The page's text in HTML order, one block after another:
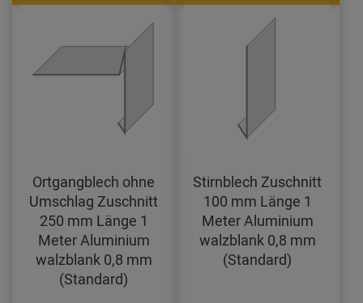
Ortgangblech ohne
Umschlag Zuschnitt
250 mm Länge 1
Meter Aluminium
walzblank 0,8 mm
(Standard)
Stirnblech Zuschnitt
100 mm Länge 1
Meter Aluminium
walzblank 0,8 mm
(Standard)